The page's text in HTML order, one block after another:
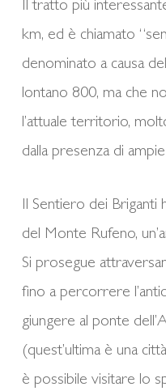
Il tratto più
km, ed è chiamato
denominato a causa
lontano 800, ma che
l’attuale territorio,
dalla presenza di
Il Sentiero dei Briganti
del Monte Rufeno,
Si prosegue
fino a percorrere
giungere al ponte
(quest’ultima è una
è possibile visitare lo